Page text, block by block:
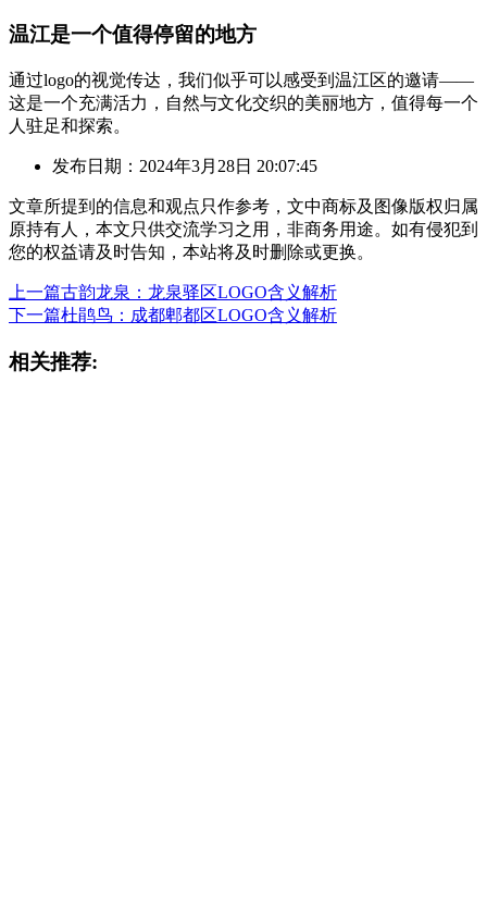
温江是一个值得停留的地方
通过logo的视觉传达，我们似乎可以感受到温江区的邀请——
这是一个充满活力，自然与文化交织的美丽地方，值得每一个
人驻足和探索。
发布日期：2024年3月28日 20:07:45
文章所提到的信息和观点只作参考，文中商标及图像版权归属
原持有人，本文只供交流学习之用，非商务用途。如有侵犯到
您的权益请及时告知，本站将及时删除或更换。
上一篇古韵龙泉：龙泉驿区LOGO含义解析
下一篇杜鹃鸟：成都郫都区LOGO含义解析
相关推荐: